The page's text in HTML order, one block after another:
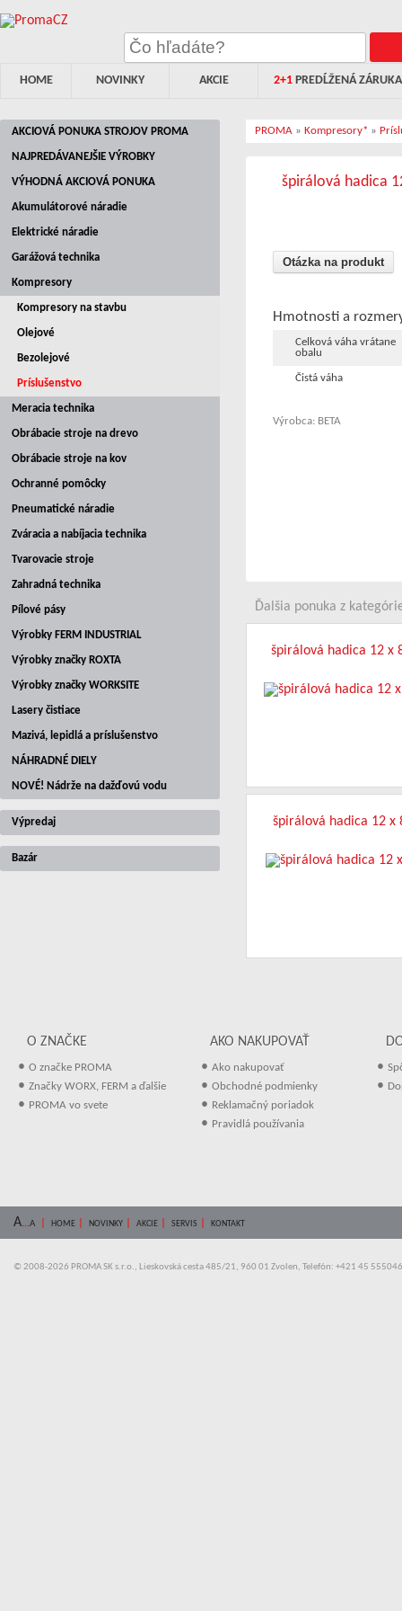
HOME NOVINKY AKCIE 2+1PREDĹŽENÁ ZÁRUKA
AKCIOVÁ PONUKA STROJOV PROMA
NAJPREDÁVANEJŠIE VÝROBKY
VÝHODNÁ AKCIOVÁ PONUKA
Akumulátorové náradie
Elektrické náradie
Garážová technika
Kompresory
Kompresory na stavbu
Olejové
Bezolejové
Príslušenstvo
Meracia technika
Obrábacie stroje na drevo
Obrábacie stroje na kov
Ochranné pomôcky
Pneumatické náradie
Zváracia a nabíjacia technika
Tvarovacie stroje
Zahradná technika
Pílové pásy
Výrobky FERM INDUSTRIAL
Výrobky značky ROXTA
Výrobky značky WORKSITE
Lasery čistiace
Mazivá, lepidlá a príslušenstvo
NÁHRADNÉ DIELY
NOVÉ! Nádrže na dažďovú vodu
Výpredaj
Bazár
PROMA »Kompresory* »
špirálová hadica
Otázka na produkt
Hmotnosti a
Celková váha vrátane
obalu
Čistá váha
Výrobca: BETA
Ďalšia ponuka z
špirálová hadica 12 x
špirálová hadica 12 x
O ZNAČKE
• O značke PROMA
• Značky WORX, FERM a ďalšie
• PROMA vo svete
AKO NAKUPOVAŤ
• Ako nakupovať
• Obchodné podmienky
• Reklamačný poriadok
• Pravidlá používania
•
•
A...A HOME NOVINKY AKCIE SERVIS KONTAKT
© 2008-2026 PROMA SK s.r.o., Lieskovská cesta 485/21, 960 01 Zvolen, Telefón: +421 45